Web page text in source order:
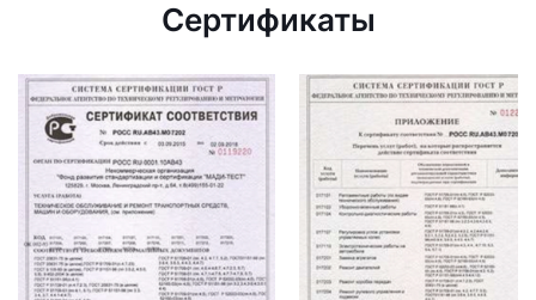
Сертификаты